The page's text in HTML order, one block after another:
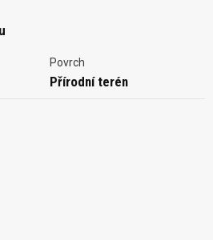
Povrch
Přírodní terén